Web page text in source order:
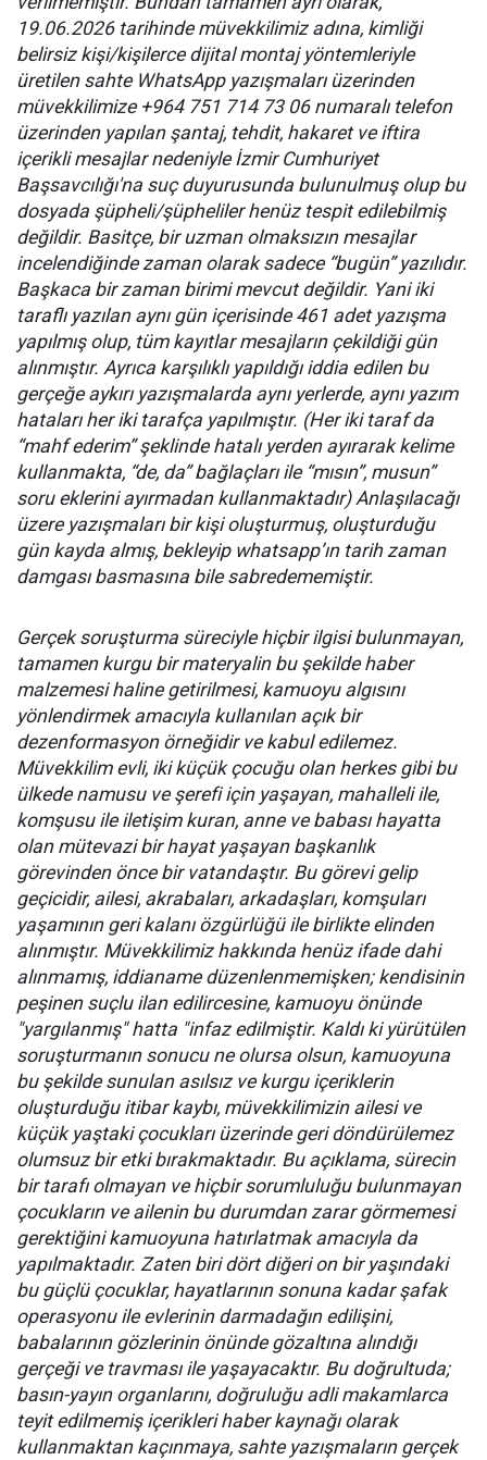
19.06.2026 tarihinde müvekkilimiz adına, kimliği
belirsiz kişi/kişilerce dijital montaj yöntemleriyle
üretilen sahte WhatsApp yazışmaları üzerinden
müvekkilimize +964 751 714 73 06 numaralı telefon
üzerinden yapılan şantaj, tehdit, hakaret ve iftira
içerikli mesajlar nedeniyle İzmir Cumhuriyet
Başsavcılığı'na suç duyurusunda bulunulmuş olup bu
dosyada şüpheli/şüpheliler henüz tespit edilebilmiş
değildir. Basitçe, bir uzman olmaksızın mesajlar
incelendiğinde zaman olarak sadece “bugün” yazılıdır.
Başkaca bir zaman birimi mevcut değildir. Yani iki
taraflı yazılan aynı gün içerisinde 461 adet yazışma
yapılmış olup, tüm kayıtlar mesajların çekildiği gün
alınmıştır. Ayrıca karşılıklı yapıldığı iddia edilen bu
gerçeğe aykırı yazışmalarda aynı yerlerde, aynı yazım
hataları her iki tarafça yapılmıştır. (Her iki taraf da
“mahf ederim” şeklinde hatalı yerden ayırarak kelime
kullanmakta, “de, da” bağlaçları ile “mısın”, musun”
soru eklerini ayırmadan kullanmaktadır) Anlaşılacağı
üzere yazışmaları bir kişi oluşturmuş, oluşturduğu
gün kayda almış, bekleyip whatsapp’ın tarih zaman
damgası basmasına bile sabredememiştir.
Gerçek soruşturma süreciyle hiçbir ilgisi bulunmayan,
tamamen kurgu bir materyalin bu şekilde haber
malzemesi haline getirilmesi, kamuoyu algısını
yönlendirmek amacıyla kullanılan açık bir
dezenformasyon örneğidir ve kabul edilemez.
Müvekkilim evli, iki küçük çocuğu olan herkes gibi bu
ülkede namusu ve şerefi için yaşayan, mahalleli ile,
komşusu ile iletişim kuran, anne ve babası hayatta
olan mütevazi bir hayat yaşayan başkanlık
görevinden önce bir vatandaştır. Bu görevi gelip
geçicidir, ailesi, akrabaları, arkadaşları, komşuları
yaşamının geri kalanı özgürlüğü ile birlikte elinden
alınmıştır. Müvekkilimiz hakkında henüz ifade dahi
alınmamış, iddianame düzenlenmemişken; kendisinin
peşinen suçlu ilan edilircesine, kamuoyu önünde
"yargılanmış" hatta "infaz edilmiştir. Kaldı ki yürütülen
soruşturmanın sonucu ne olursa olsun, kamuoyuna
bu şekilde sunulan asılsız ve kurgu içeriklerin
oluşturduğu itibar kaybı, müvekkilimizin ailesi ve
küçük yaştaki çocukları üzerinde geri döndürülemez
olumsuz bir etki bırakmaktadır. Bu açıklama, sürecin
bir tarafı olmayan ve hiçbir sorumluluğu bulunmayan
çocukların ve ailenin bu durumdan zarar görmemesi
gerektiğini kamuoyuna hatırlatmak amacıyla da
yapılmaktadır. Zaten biri dört diğeri on bir yaşındaki
bu güçlü çocuklar, hayatlarının sonuna kadar şafak
operasyonu ile evlerinin darmadağın edilişini,
babalarının gözlerinin önünde gözaltına alındığı
gerçeği ve travması ile yaşayacaktır. Bu doğrultuda;
basın-yayın organlarını, doğruluğu adli makamlarca
teyit edilmemiş içerikleri haber kaynağı olarak
kullanmaktan kaçınmaya, sahte yazışmaların gerçek